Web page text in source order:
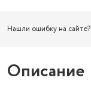
Нашли ошибку на сайте?
Описание